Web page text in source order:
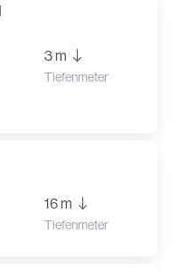
3 m
Tiefenmeter
16 m
Tiefenmeter